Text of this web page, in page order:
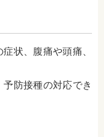
症状、 腹痛や頭痛、
防接種の対応でき